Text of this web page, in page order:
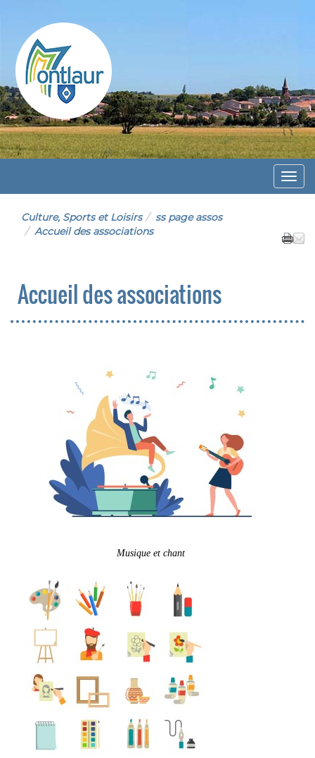
Montlaur
Menu
Culture, Sports et Loisirs
ss page assos
Accueil des associations
Accueil des associations
Musique et chant